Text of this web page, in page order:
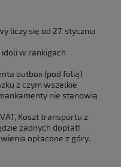
liczy się od 27. stycznia
w rankigach
outbox (pod folią)
z czym wszelkie
nie stanowią
Koszt transportu z
żadnych dopłat!
opłacone z góry.